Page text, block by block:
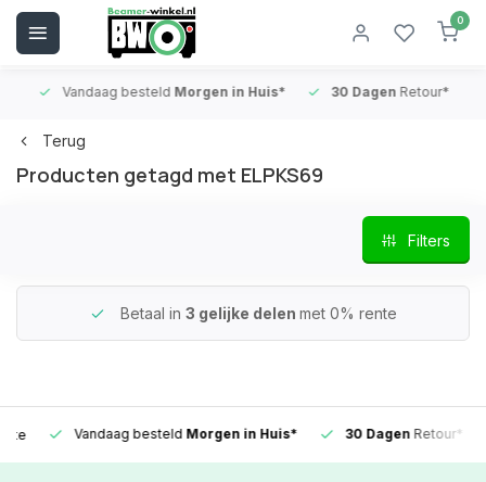
0
Vandaag besteldMorgen in Huis* 30 DagenRetour*
Terug
Producten getagd met ELPKS69
Filters
Betaal in 3 gelijke delen met 0% rente
Vandaag besteldMorgen in Huis* 30 DagenRetour*